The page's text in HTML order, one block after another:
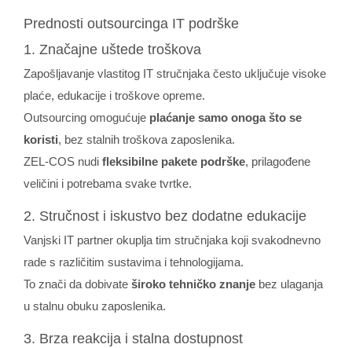
Prednosti outsourcinga IT podrške
1. Značajne uštede troškova
Zapošljavanje vlastitog IT stručnjaka često uključuje visoke
plaće, edukacije i troškove opreme.
Outsourcing omogućuje plaćanje samo onoga što se
koristi, bez stalnih troškova zaposlenika.
ZEL-COS nudi fleksibilne pakete podrške, prilagođene
veličini i potrebama svake tvrtke.
2. Stručnost i iskustvo bez dodatne edukacije
Vanjski IT partner okuplja tim stručnjaka koji svakodnevno
rade s različitim sustavima i tehnologijama.
To znači da dobivate široko tehničko znanje bez ulaganja
u stalnu obuku zaposlenika.
3. Brza reakcija i stalna dostupnost